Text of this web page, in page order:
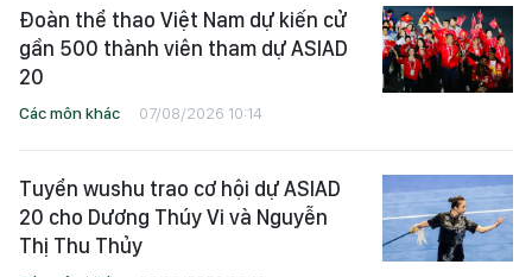
Đoàn thể thao Việt Nam dự kiến cử
gần 500 thành viên tham dự ASIAD
20
Các môn khác 07/08/2026 10:14
Tuyển wushu trao cơ hội dự ASIAD
20 cho Dương Thúy Vi và Nguyễn
Thị Thu Thủy